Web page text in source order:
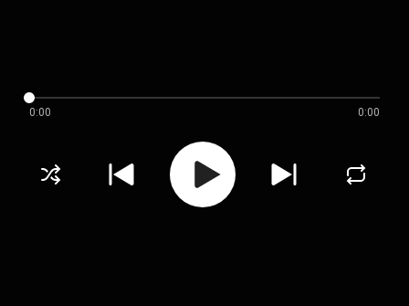
0:00 0:00